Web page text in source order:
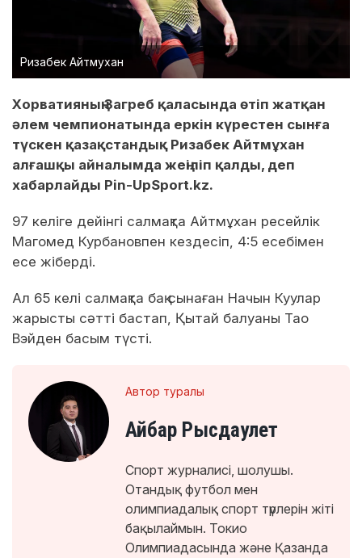
Ризабек Айтмухан
Хорватияның Загреб қаласында өтіп жатқан
әлем чемпионатында еркін күрестен сынға
түскен қазақстандық Ризабек Айтмұхан
алғашқы айналымда жеңіліп қалды, деп
хабарлайды Pin-UpSport.kz.
97 келіге дейінгі салмақта Айтмұхан ресейлік
Магомед Курбановпен кездесіп, 4:5 есебімен
есе жіберді.
Ал 65 келі салмақта бақ сынаған Начын Куулар
жарысты сәтті бастап, Қытай балуаны Тао
Вэйден басым түсті.
Автор туралы
Айбар Рысдаулет
Спорт журналисі, шолушы.
Отандық футбол мен
олимпиадалық спорт түрлерін жіті
бақылаймын. Токио
Олимпиадасында және Қазанда